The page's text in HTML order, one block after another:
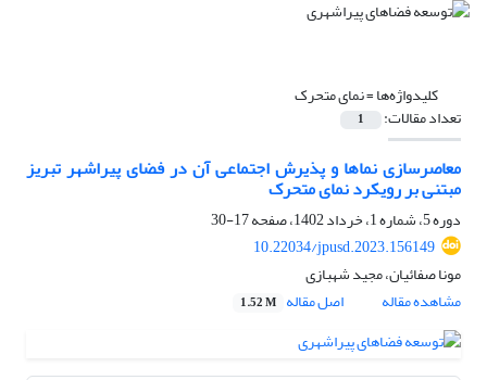
کلیدواژه‌ها =نمای متحرک
تعداد مقالات: 1
معاصرسازی نماها و پذیرش اجتماعی آن در فضای پیراشهر تبریز
مبتنی بر رویکرد نمای متحرک
دوره 5، شماره 1، خرداد 1402، صفحه
17-30
10.22034/jpusd.2023.156149
مونا صفائیان، مجید شهبازی
مشاهده مقاله
اصل مقاله 1.52 M